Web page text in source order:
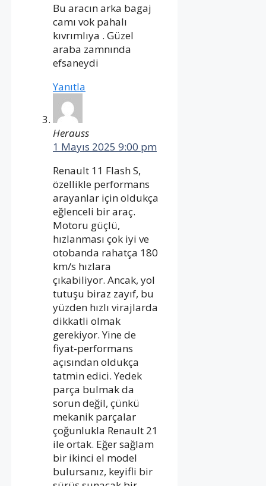
Bu aracın arka bagaj
camı vok pahalı
kıvrımlıya . Güzel
araba zamnında
efsaneydi
Yanıtla
Herauss
1 Mayıs 2025 9:00 pm
Renault 11 Flash S,
özellikle performans
arayanlar için oldukça
eğlenceli bir araç.
Motoru güçlü,
hızlanması çok iyi ve
otobanda rahatça 180
km/s hızlara
çıkabiliyor. Ancak, yol
tutuşu biraz zayıf, bu
yüzden hızlı virajlarda
dikkatli olmak
gerekiyor. Yine de
fiyat-performans
açısından oldukça
tatmin edici. Yedek
parça bulmak da
sorun değil, çünkü
mekanik parçalar
çoğunlukla Renault 21
ile ortak. Eğer sağlam
bir ikinci el model
bulursanız, keyifli bir